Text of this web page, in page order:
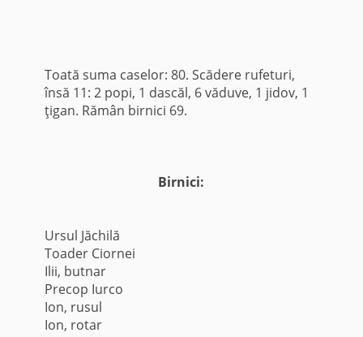
Toată suma caselor: 80. Scădere rufeturi,
însă 11: 2 popi, 1 dascăl, 6 văduve, 1 jidov, 1
ţigan. Rămân birnici 69.
Birnici:
Ursul Jăchilă
Toader Ciornei
Ilii, butnar
Precop Iurco
Ion, rusul
Ion, rotar